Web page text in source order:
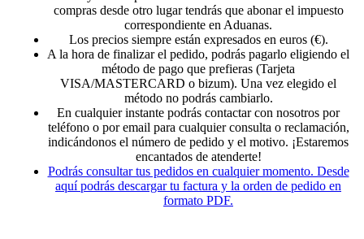
compras desde otro lugar tendrás que abonar el impuesto
correspondiente en Aduanas.
Los precios siempre están expresados en euros (€).
A la hora de finalizar el pedido, podrás pagarlo eligiendo el
método de pago que prefieras (Tarjeta
VISA/MASTERCARD o bizum). Una vez elegido el
método no podrás cambiarlo.
En cualquier instante podrás contactar con nosotros por
teléfono o por email para cualquier consulta o reclamación,
indicándonos el número de pedido y el motivo. ¡Estaremos
encantados de atenderte!
Podrás consultar tus pedidos en cualquier momento. Desde
aquí podrás descargar tu factura y la orden de pedido en
formato PDF.